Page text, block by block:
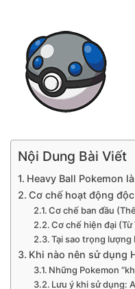
Nội Dung Bài Viết
Heavy Ball Pokemon
Cơ chế hoạt động
Cơ chế ban đầu
Cơ chế hiện đại
Tại sao trọng lượng
Khi nào nên sử dụng
Những Pokemon
Lưu ý khi sử dụng: